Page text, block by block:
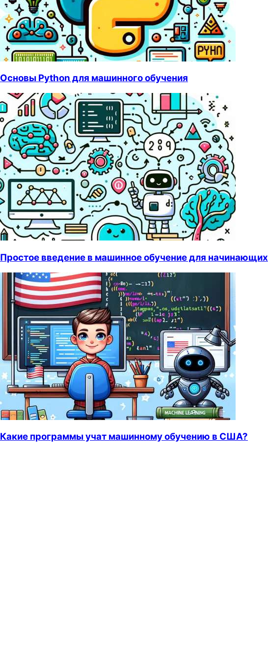
Основы Python для машинного обучения
Простое введение в машинное обучение для начинающих
Какие программы учат машинному обучению в США?